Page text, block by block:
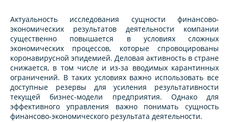
Актуальность исследования сущности финансово-
экономических результатов деятельности компании
существенно повышается в условиях сложных
экономических процессов, которые спровоцированы
коронавирусной эпидемией. Деловая активность в стране
снижается, в том числе и из-за вводимых карантинных
ограничений. В таких условиях важно использовать все
доступные резервы для усиления результативности
текущей бизнес-модели предприятия. Однако для
эффективного управления важно понимать сущность
финансово-экономического результата деятельности.